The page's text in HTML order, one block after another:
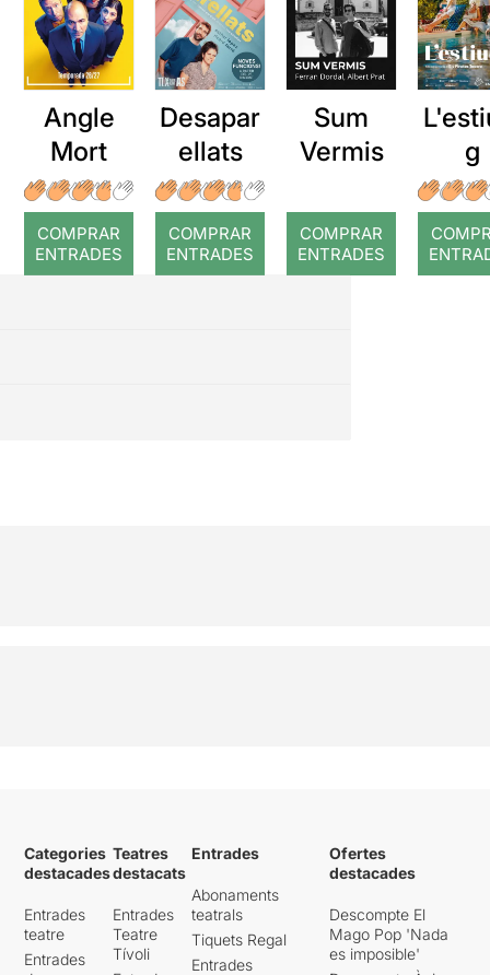
Angle
Mort
COMPRAR
ENTRADES
Desapar
ellats
COMPRAR
ENTRADES
Sum
Vermis
COMPRAR
ENTRADES
g
Categories
destacades
Entrades
teatre
Entrades
Teatres
destacats
Entrades
Teatre
Tívoli
Entrades
Abonaments
teatrals
Tiquets Regal
Entrades
Ofertes
destacades
Descompte El
Mago Pop 'Nada
es imposible'